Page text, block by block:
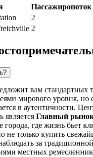
Пассажиропоток
2
2
вам стандартных
мирового уровня, но
в аутентичности.
является Главный
города, где жизнь бьет
не только купить
за
местных